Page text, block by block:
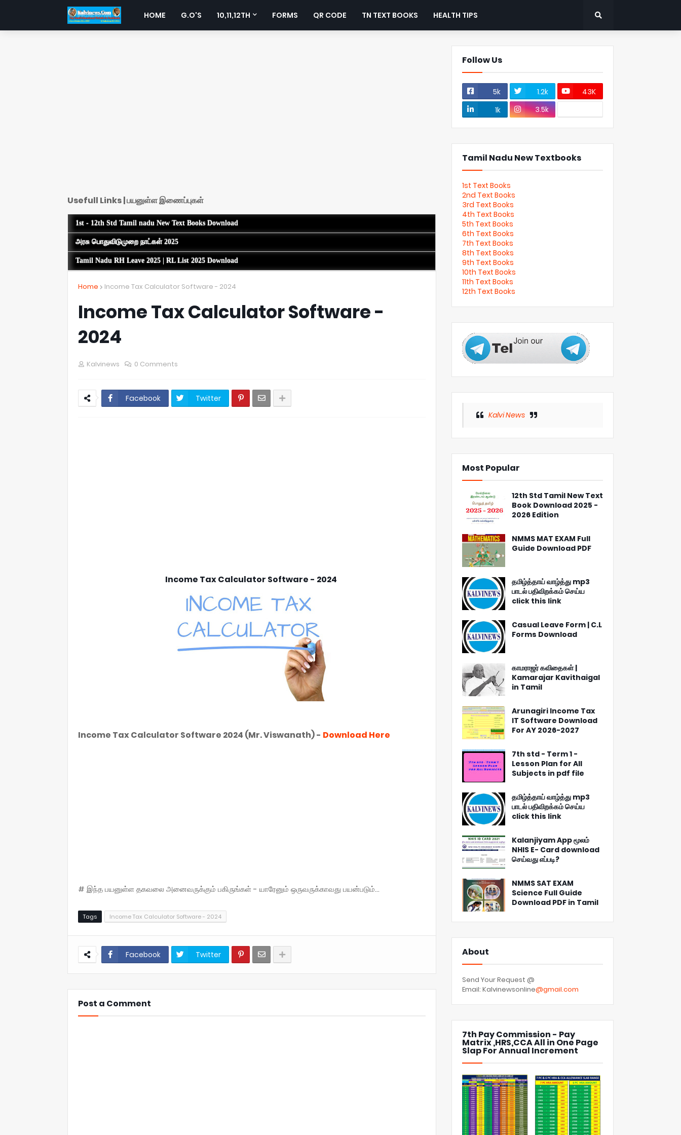
HOME G.O'S 10,11,12TH FORMS QR CODE TN TEXT BOOKS HEALTH TIPS
Usefull Links | பயனுள்ள இணைப்புகள்
1st - 12th Std Tamil nadu New Text Books Download
அரசு பொதுவிடுமுறை நாட்கள் 2025
Tamil Nadu RH Leave 2025 | RL List 2025 Download
Home Income Tax Calculator Software - 2024
Income Tax Calculator Software -
2024
Kalvinews 0 Comments
Facebook Twitter
Income Tax Calculator Software - 2024
Income Tax Calculator Software 2024 (Mr. Viswanath) - Download Here
# இந்த பயனுள்ள தகவலை அனைவருக்கும் பகிருங்கள் - யாரேனும் ஒருவருக்காவது பயன்படும்...
Tags Income Tax Calculator Software - 2024
Facebook Twitter
Post a Comment
Follow Us
5k 1.2k
43K
1k
3.5k
Tamil Nadu New Textbooks
1st Text Books
2nd Text Books
3rd Text Books
4th Text Books
5th Text Books
6th Text Books
7th Text Books
8th Text Books
9th Text Books
10th Text Books
11th Text Books
12th Text Books
Kalvi News
Most Popular
12th Std Tamil New Text
Book Download 2025 -
2026 Edition
NMMS MAT EXAM Full
Guide Download PDF
தமிழ்த்தாய் வாழ்த்து mp3
பாடல் பதிவிறக்கம் செய்ய
click this link
Casual Leave Form | C.L
Forms Download
காமராஜர் கவிதைகள் |
Kamarajar Kavithaigal
in Tamil
Arunagiri Income Tax
IT Software Download
For AY 2026-2027
7th std - Term 1 -
Lesson Plan for All
Subjects in pdf file
தமிழ்த்தாய் வாழ்த்து mp3
பாடல் பதிவிறக்கம் செய்ய
click this link
Kalanjiyam App மூலம்
NHIS E- Card download
செய்வது எப்படி?
NMMS SAT EXAM
Science Full Guide
Download PDF in Tamil
About
Send Your Request @
Email: Kalvinewsonline@gmail.com
7th Pay Commission - Pay
Matrix ,HRS,CCA All in One Page
Slap For Annual Increment